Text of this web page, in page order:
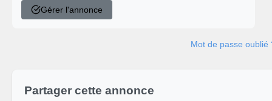
Gérer l'annonce
Mot de passe oublié
Partager cette annonce